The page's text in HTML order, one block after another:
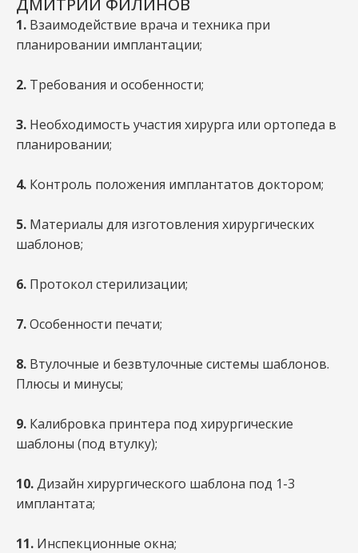
1. Взаимодействие врача и техника при
планировании имплантации;
2. Требования и особенности;
3. Необходимость участия хирурга или ортопеда в
планировании;
4. Контроль положения имплантатов доктором;
5. Материалы для изготовления хирургических
шаблонов;
6. Протокол стерилизации;
7.Особенности печати;
8. Втулочные и безвтулочные системы шаблонов.
Плюсы и минусы;
9. Калибровка принтера под хирургические
шаблоны (под втулку);
10.Дизайн хирургического шаблона под 1-3
имплантата;
11. Инспекционные окна;